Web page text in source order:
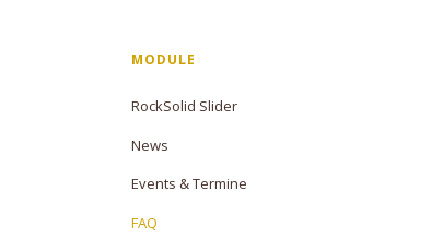
Navigation
MODULE
RockSolid Slider
News
Events & Termine
FAQ